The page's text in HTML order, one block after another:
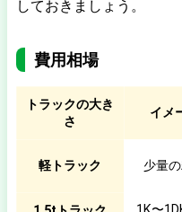
しておきましょう。
費用相場
トラックの大き
さ
イメ
軽トラック 少量